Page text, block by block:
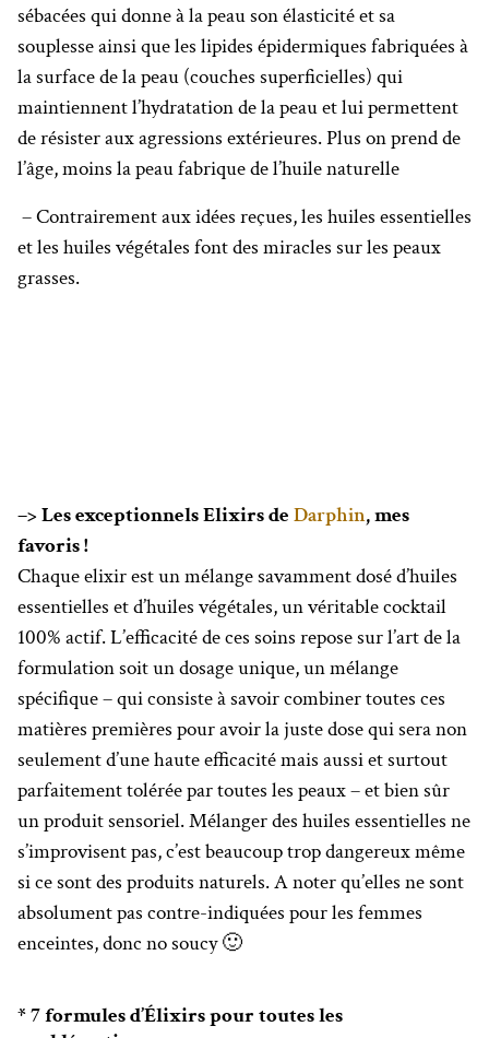
sébacées qui donne à la peau son élasticité et sa
souplesse ainsi que les lipides épidermiques fabriquées à
la surface de la peau (couches superficielles) qui
maintiennent l’hydratation de la peau et lui permettent
de résister aux agressions extérieures. Plus on prend de
l’âge, moins la peau fabrique de l’huile naturelle
– Contrairement aux idées reçues, les huiles essentielles
et les huiles végétales font des miracles sur les peaux
grasses.
–> Les exceptionnels Elixirs de Darphin, mes
favoris !
Chaque elixir est un mélange savamment dosé d’huiles
essentielles et d’huiles végétales, un véritable cocktail
100% actif. L’efficacité de ces soins repose sur l’art de la
formulation soit un dosage unique, un mélange
spécifique – qui consiste à savoir combiner toutes ces
matières premières pour avoir la juste dose qui sera non
seulement d’une haute efficacité mais aussi et surtout
parfaitement tolérée par toutes les peaux – et bien sûr
un produit sensoriel. Mélanger des huiles essentielles ne
s’improvisent pas, c’est beaucoup trop dangereux même
si ce sont des produits naturels. A noter qu’elles ne sont
absolument pas contre-indiquées pour les femmes
enceintes, donc no soucy 🙂
* 7 formules d’Élixirs pour toutes les